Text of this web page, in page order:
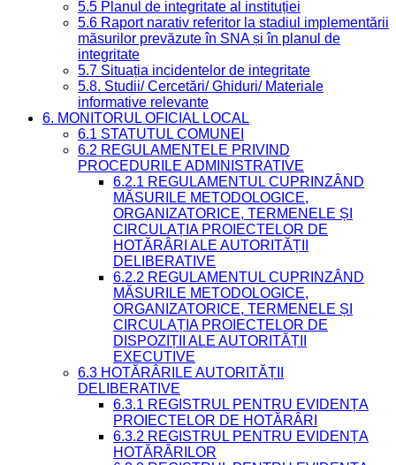
5.5 Planul de integritate al instituției
5.6 Raport narativ referitor la stadiul implementării
măsurilor prevăzute în SNA și în planul de
integritate
5.7 Situația incidentelor de integritate
5.8. Studii/ Cercetări/ Ghiduri/ Materiale
informative relevante
6. MONITORUL OFICIAL LOCAL
6.1 STATUTUL COMUNEI
6.2 REGULAMENTELE PRIVIND
PROCEDURILE ADMINISTRATIVE
6.2.1 REGULAMENTUL CUPRINZÂND
MĂSURILE METODOLOGICE,
ORGANIZATORICE, TERMENELE ȘI
CIRCULAȚIA PROIECTELOR DE
HOTĂRÂRI ALE AUTORITĂȚII
DELIBERATIVE
6.2.2 REGULAMENTUL CUPRINZÂND
MĂSURILE METODOLOGICE,
ORGANIZATORICE, TERMENELE ȘI
CIRCULAȚIA PROIECTELOR DE
DISPOZIȚII ALE AUTORITĂȚII
EXECUTIVE
6.3 HOTĂRÂRILE AUTORITĂȚII
DELIBERATIVE
6.3.1 REGISTRUL PENTRU EVIDENȚA
PROIECTELOR DE HOTĂRÂRI
6.3.2 REGISTRUL PENTRU EVIDENȚA
HOTĂRÂRILOR